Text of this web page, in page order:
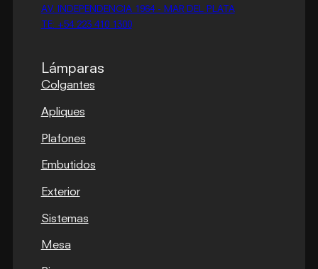
AV. INDEPENDENCIA 1964 - MAR DEL PLATA
TE: +54 223 410 1300
Lámparas
Colgantes
Apliques
Plafones
Embutidos
Exterior
Sistemas
Mesa